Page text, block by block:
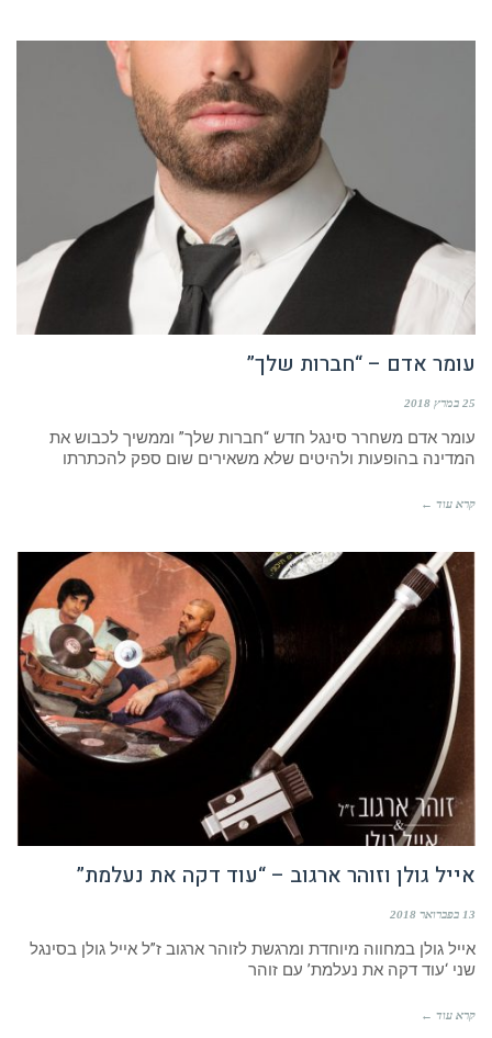
עומר אדם – “חברות שלך”
25 במרץ 2018
עומר אדם משחרר סינגל חדש “חברות שלך” וממשיך לכבוש את
המדינה בהופעות ולהיטים שלא משאירים שום ספק להכתרתו
קרא עוד ←
אייל גולן וזוהר ארגוב – “עוד דקה את נעלמת”
13 בפברואר 2018
אייל גולן במחווה מיוחדת ומרגשת לזוהר ארגוב ז”ל אייל גולן בסינגל
שני ‘עוד דקה את נעלמת’ עם זוהר
קרא עוד ←